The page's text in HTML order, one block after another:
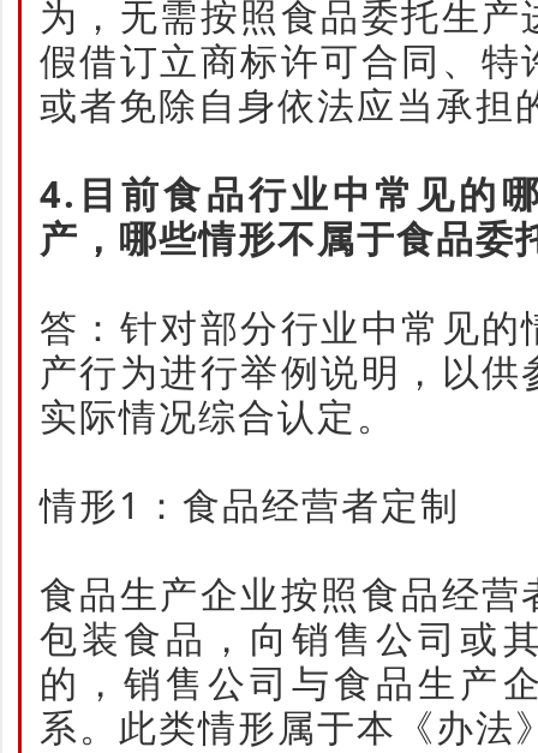
为，无需按照食品委托生
假借订立商标许可合同、
或者免除自身依法应当承担
4.目前食品行业中常见的
产，哪些情形不属于食品委
答：针对部分行业中常见
产行为进行举例说明，以
实际情况综合认定。
情形1：食品经营者定制
食品生产企业按照食品经
包装食品，向销售公司或
的，销售公司与食品生产
系。此类情形属于本《办法